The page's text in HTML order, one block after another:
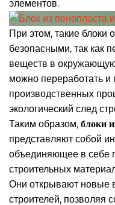
элементов.
При этом, такие блоки
безопасными, так как
веществ в
можно переработать и
производственных
экологический след
Таким образом, блоки
представляют собой
объединяющее в себе
строительных
Они открывают новые
строителей, позволяя